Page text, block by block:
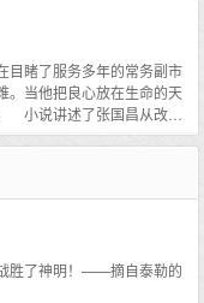
的执政者以人为本的博大
描绘改革开放深层次矛盾
年本色》、《驻京办主
一次成功突破。东州市主管
导火索是森豪集团投巨资
原因扑朔迷离，为了抓住幕
昌星被逼上梁山，为了夺回
目睹了服务多年的常务副市
。当他把良心放在生命的天
小说讲述了张国昌从改革
涡中挣扎出来的雷默，在辉
腐败旋涡而惨遭杀害之
。情人丑儿的死，终于促使
文毛洒脱灵秀，情节跌宕
大气，结构推阵出新，读
魂的交响乐，给读者留下无
胜了神明！——摘自泰勒的